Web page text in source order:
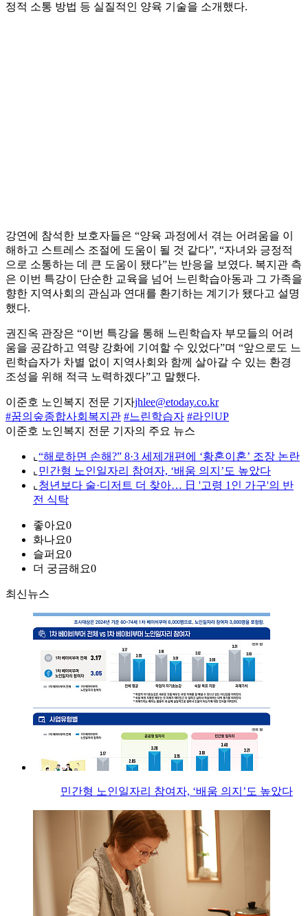
정적 소통 방법 등 실질적인 양육 기술을 소개했다.
강연에 참석한 보호자들은 “양육 과정에서 겪는 어려움을 이
해하고 스트레스 조절에 도움이 될 것 같다”, “자녀와 긍정적
으로 소통하는 데 큰 도움이 됐다”는 반응을 보였다. 복지관 측
은 이번 특강이 단순한 교육을 넘어 느린학습아동과 그 가족을
향한 지역사회의 관심과 연대를 환기하는 계기가 됐다고 설명
했다.
권진옥 관장은 “이번 특강을 통해 느린학습자 부모들의 어려
움을 공감하고 역량 강화에 기여할 수 있었다”며 “앞으로도 느
린학습자가 차별 없이 지역사회와 함께 살아갈 수 있는 환경
조성을 위해 적극 노력하겠다”고 말했다.
이준호 노인복지 전문 기자jhlee@etoday.co.kr
#꿈의숲종합사회복지관 #느린학습자 #라인UP
이준호 노인복지 전문 기자의 주요 뉴스
⌞ “해로하면 손해?” 8·3 세제개편에 ‘황혼이혼’ 조장 논란
⌞ 민간형 노인일자리 참여자, ‘배움 의지’도 높았다
⌞ 청년보다 술·디저트 더 찾아… 日 '고령 1인 가구'의 반
전 식탁
좋아요0
화나요0
슬퍼요0
더 궁금해요0
최신뉴스
민간형 노인일자리 참여자, ‘배움 의지’도 높았다